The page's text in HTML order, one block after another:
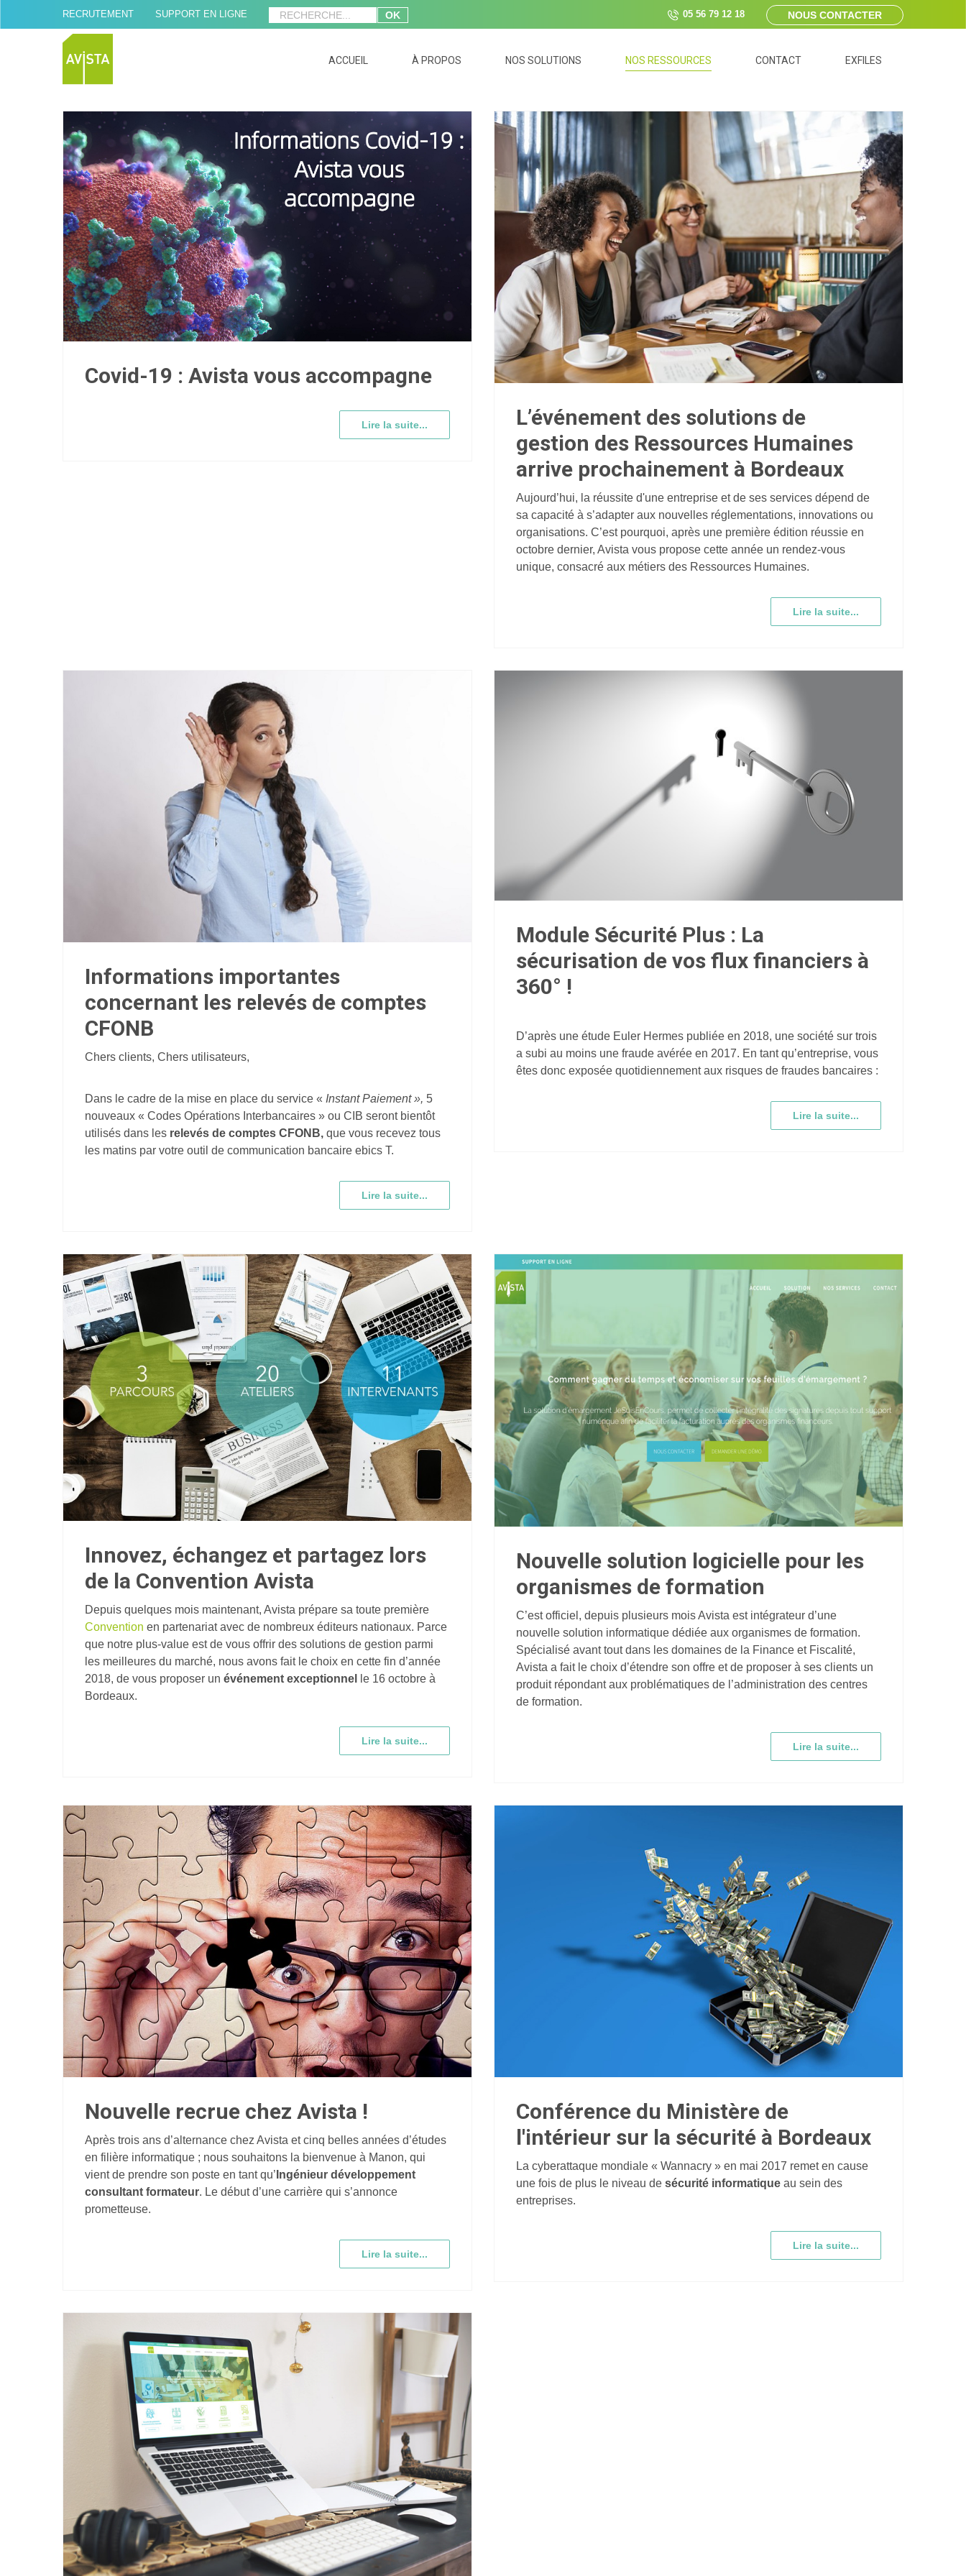
NOUS CONTACTER
05 56 79 12 18
RECRUTEMENT SUPPORT EN LIGNE OK
ACCUEIL À PROPOS NOS SOLUTIONS NOS RESSOURCES CONTACT EXFILES
Covid-19 : Avista vous accompagne
Lire la suite...
L’événement des solutions de
gestion des Ressources Humaines
arrive prochainement à Bordeaux
Aujourd’hui, la réussite d'une entreprise et de ses services dépend de
sa capacité à s’adapter aux nouvelles réglementations, innovations ou
organisations. C’est pourquoi, après une première édition réussie en
octobre dernier, Avista vous propose cette année un rendez-vous
unique, consacré aux métiers des Ressources Humaines.
Lire la suite...
Informations importantes
concernant les relevés de comptes
CFONB
Chers clients, Chers utilisateurs,
Dans le cadre de la mise en place du service « Instant Paiement », 5
nouveaux « Codes Opérations Interbancaires » ou CIB seront bientôt
utilisés dans les relevés de comptes CFONB, que vous recevez tous
les matins par votre outil de communication bancaire ebics T.
Lire la suite...
Module Sécurité Plus : La
sécurisation de vos flux financiers à
360° !
D’après une étude Euler Hermes publiée en 2018, une société sur trois
a subi au moins une fraude avérée en 2017. En tant qu’entreprise, vous
êtes donc exposée quotidiennement aux risques de fraudes bancaires :
Lire la suite...
Innovez, échangez et partagez lors
de la Convention Avista
Depuis quelques mois maintenant, Avista prépare sa toute première
Convention en partenariat avec de nombreux éditeurs nationaux. Parce
que notre plus-value est de vous offrir des solutions de gestion parmi
les meilleures du marché, nous avons fait le choix en cette fin d’année
2018, de vous proposer un événement exceptionnel
le 16 octobre à
Bordeaux.
Lire la suite...
Nouvelle solution logicielle pour les
organismes de formation
C’est officiel, depuis plusieurs mois Avista est intégrateur d’une
nouvelle solution informatique dédiée aux organismes de formation.
Spécialisé avant tout dans les domaines de la Finance et Fiscalité,
Avista a fait le choix d’étendre son offre et de proposer à ses clients un
produit répondant aux problématiques de l’administration des centres
de formation.
Lire la suite...
Nouvelle recrue chez Avista !
Après trois ans d’alternance chez Avista et cinq belles années d’études
en filière informatique ; nous souhaitons la bienvenue à Manon, qui
vient de prendre son poste en tant qu’ Ingénieur développement
consultant formateur. Le début d’une carrière qui s’annonce
prometteuse.
Lire la suite...
Conférence du Ministère de
l'intérieur sur la sécurité à Bordeaux
La cyberattaque mondiale « Wannacry » en mai 2017 remet en cause
une fois de plus le niveau de sécurité informatique au sein des
entreprises.
Lire la suite...